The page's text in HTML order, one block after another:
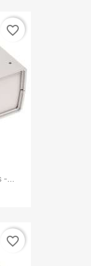
-...
favorite_border
favorite_border